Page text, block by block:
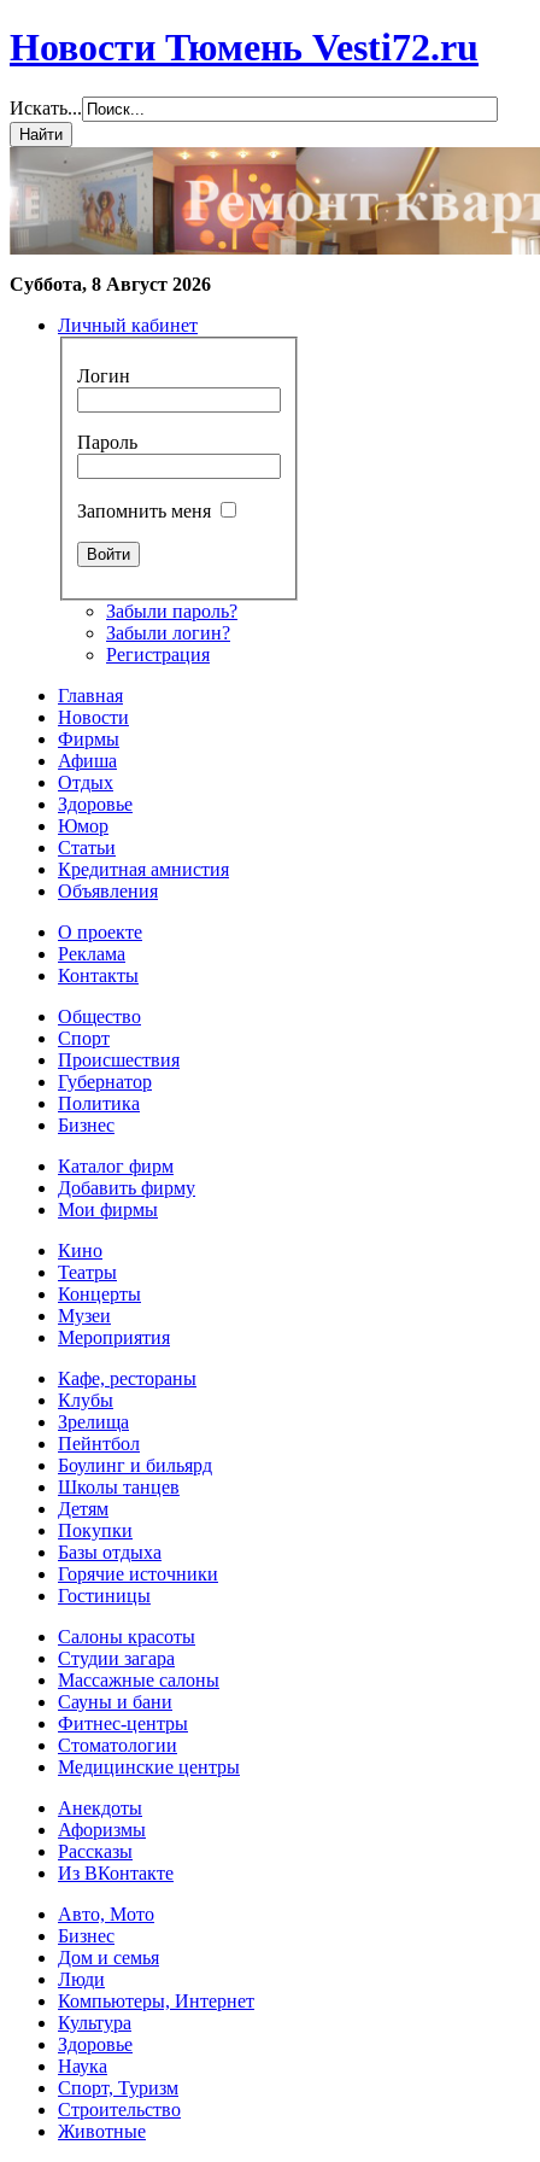
Новости Тюмень Vesti72.ru
Искать...
Суббота, 8 Август 2026
Личный кабинет
Логин
Пароль
Запомнить меня
Забыли пароль?
Забыли логин?
Регистрация
Главная
Новости
Фирмы
Афиша
Отдых
Здоровье
Юмор
Статьи
Кредитная амнистия
Объявления
О проекте
Реклама
Контакты
Общество
Спорт
Происшествия
Губернатор
Политика
Бизнес
Каталог фирм
Добавить фирму
Мои фирмы
Кино
Театры
Концерты
Музеи
Мероприятия
Кафе, рестораны
Клубы
Зрелища
Пейнтбол
Боулинг и бильярд
Школы танцев
Детям
Покупки
Базы отдыха
Горячие источники
Гостиницы
Салоны красоты
Студии загара
Массажные салоны
Сауны и бани
Фитнес-центры
Стоматологии
Медицинские центры
Анекдоты
Афоризмы
Рассказы
Из ВКонтакте
Авто, Мото
Бизнес
Дом и семья
Люди
Компьютеры, Интернет
Культура
Здоровье
Наука
Спорт, Туризм
Строительство
Животные